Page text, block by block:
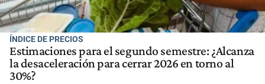
ÍNDICE DE PRECIOS
Estimaciones para el segundo semestre: ¿Alcanza
la desaceleración para cerrar 2026 en torno al
30%?